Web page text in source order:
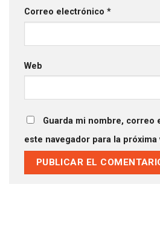
Correo electrónico *
Web
Guarda mi nombre, correo
este navegador para la